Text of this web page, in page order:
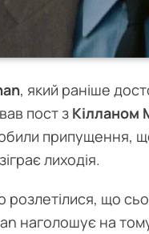
, який раніше
пост з Кілланом
припущення,
лиходія.
розлетілися, що
наголошує на